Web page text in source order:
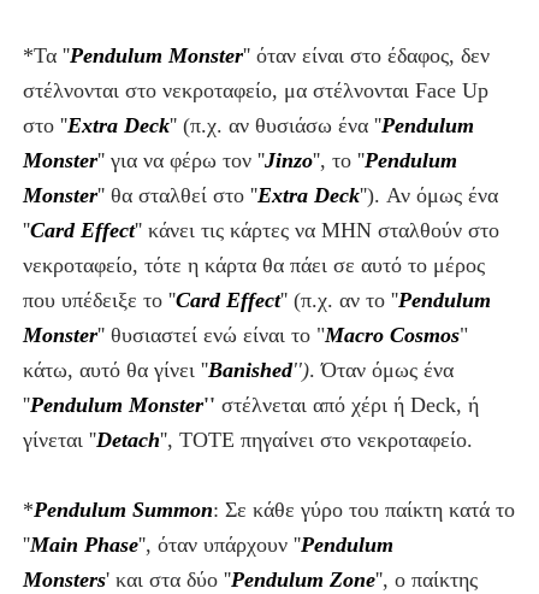
*Τα ''Pendulum Monster'' όταν είναι στο έδαφος, δεν
στέλνονται στο νεκροταφείο, μα στέλνονται Face Up
στο ''Extra Deck''(π.χ. αν θυσιάσω ένα ''Pendulum
Monster'' για να φέρω τον ''Jinzo'', το ''Pendulum
Monster''θα σταλθεί στο ''Extra Deck''). Αν όμως ένα
''Card Effect'' κάνει τις κάρτες να ΜΗΝ σταλθούν στο
νεκροταφείο, τότε η κάρτα θα πάει σε αυτό το μέρος
που υπέδειξε το ''Card Effect'' (π.χ. αν το ''Pendulum
Monster''θυσιαστεί ενώ είναι το "Macro Cosmos"
κάτω, αυτό θα γίνει ''Banished''). Όταν όμως ένα
''Pendulum Monster'' στέλνεται από χέρι ή Deck, ή
γίνεται ''Detach'', ΤΟΤΕ πηγαίνει στο νεκροταφείο.
*Pendulum Summon: Σε κάθε γύρο του παίκτη κατά το
''Main Phase'', όταν υπάρχουν ''Pendulum
Monsters' και στα δύο ''Pendulum Zone'', ο παίκτης